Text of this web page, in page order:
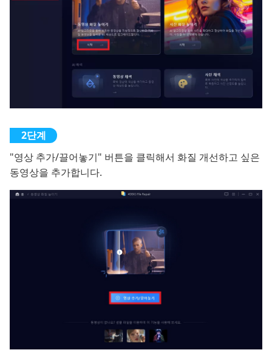
"영상 추가/끌어놓기" 버튼을 클릭해서 화질 개선하고 싶은
동영상을 추가합니다.